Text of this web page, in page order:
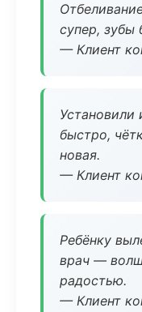
супер, зубы
— Клиент
Установили
быстро,
новая.
— Клиент
Ребёнку
врач —
радостью.
— Клиент